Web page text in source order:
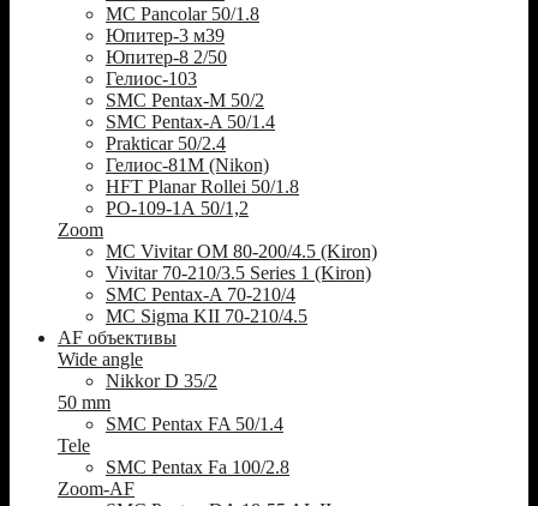
MC Pancolar 50/1.8
Юпитер-3 м39
Юпитер-8 2/50
Гелиос-103
SMC Pentax-M 50/2
SMC Pentax-A 50/1.4
Prakticar 50/2.4
Гелиос-81М (Nikon)
HFT Planar Rollei 50/1.8
РО-109-1А 50/1,2
Zoom
MC Vivitar OM 80-200/4.5 (Kiron)
Vivitar 70-210/3.5 Series 1 (Kiron)
SMC Pentax-A 70-210/4
MC Sigma KII 70-210/4.5
AF объективы
Wide angle
Nikkor D 35/2
50 mm
SMC Pentax FA 50/1.4
Tele
SMC Pentax Fa 100/2.8
Zoom-AF